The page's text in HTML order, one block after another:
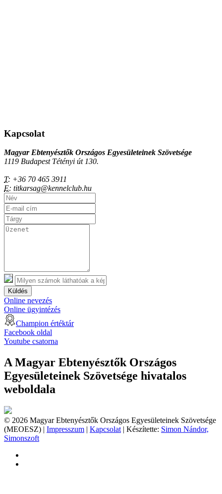
Kapcsolat
Magyar Ebtenyésztők Országos Egyesületeinek Szövetsége
1119 Budapest Tétényi út 130.
T: +36 70 465 3911
E: titkarsag@kennelclub.hu
Küldés
Online nevezés
Online ügyintézés
Champion értéktár
Facebook oldal
Youtube csatorna
A Magyar Ebtenyésztők Országos
Egyesületeinek Szövetsége hivatalos
weboldala
© 2026 Magyar Ebtenyésztők Országos Egyesületeinek Szövetsége
(MEOESZ) | Impresszum | Kapcsolat | Készítette: Simon Nándor,
Simonszoft